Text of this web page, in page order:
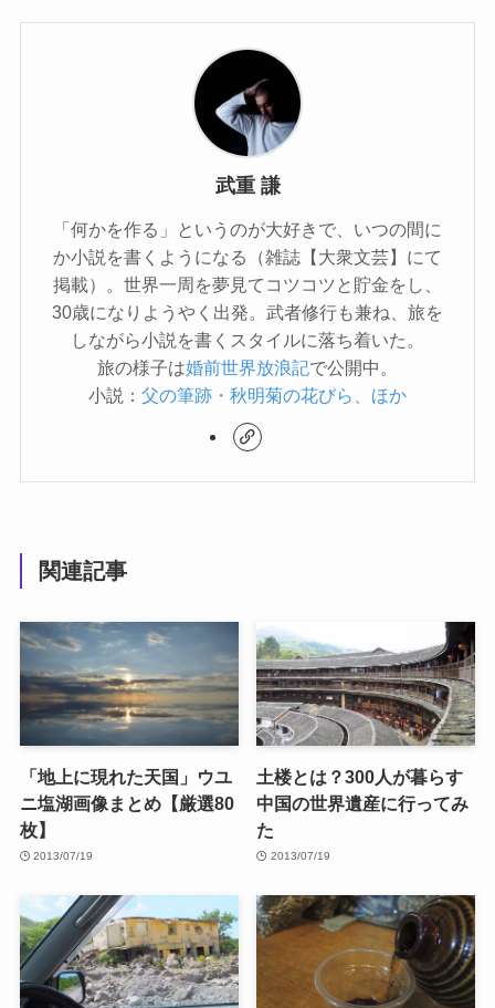
武重 謙
「何かを作る」というのが大好きで、いつの間に
か小説を書くようになる（雑誌【大衆文芸】にて
掲載）。世界一周を夢見てコツコツと貯金をし、
30歳になりようやく出発。武者修行も兼ね、旅を
しながら小説を書くスタイルに落ち着いた。
旅の様子は婚前世界放浪記で公開中。
小説： 父の筆跡・秋明菊の花びら、ほか
関連記事
「地上に現れた天国」ウユ
ニ塩湖画像まとめ【厳選80
枚】
2013/07/19
土楼とは？300人が暮らす
中国の世界遺産に行ってみ
た
2013/07/19